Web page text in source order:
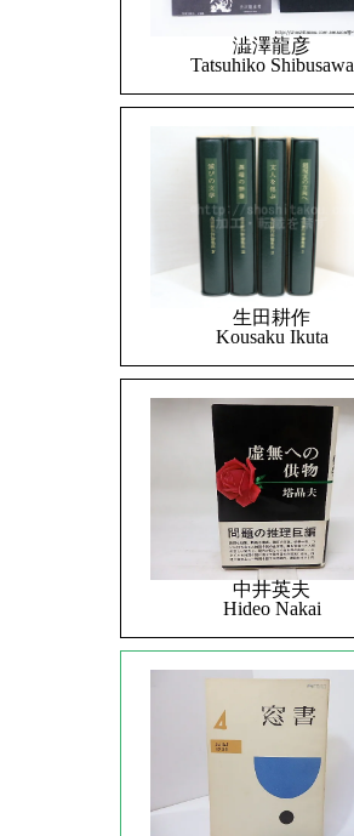
澁澤龍彦
Tatsuhiko Shibusawa
生田耕作
Kousaku Ikuta
中井英夫
Hideo Nakai